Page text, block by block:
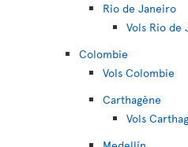
Rio de Janeiro
Vols Rio de
Colombie
Vols Colombie
Carthagène
Vols